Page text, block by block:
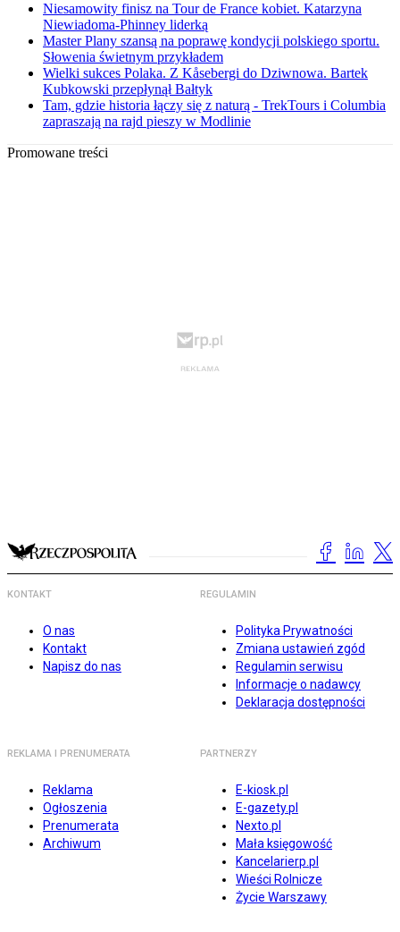
Niesamowity finisz na Tour de France kobiet. Katarzyna
Niewiadoma-Phinney liderką
Master Plany szansą na poprawę kondycji polskiego sportu.
Słowenia świetnym przykładem
Wielki sukces Polaka. Z Kåsebergi do Dziwnowa. Bartek
Kubkowski przepłynął Bałtyk
Tam, gdzie historia łączy się z naturą - TrekTours i Columbia
zapraszają na rajd pieszy w Modlinie
Promowane treści
KONTAKT
O nas
Kontakt
Napisz do nas
REGULAMIN
Polityka Prywatności
Zmiana ustawień zgód
Regulamin serwisu
Informacje o nadawcy
Deklaracja dostępności
REKLAMA I PRENUMERATA
Reklama
Ogłoszenia
Prenumerata
Archiwum
PARTNERZY
E-kiosk.pl
E-gazety.pl
Nexto.pl
Mała księgowość
Kancelarierp.pl
Wieści Rolnicze
Życie Warszawy